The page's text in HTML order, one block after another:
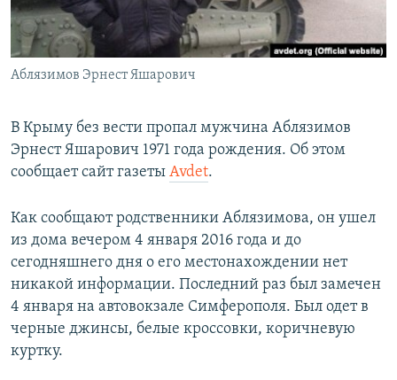
ПОБЕДИТЕЛЕЙ НЕ СУДЯТ?
КРЫМ.НЕПОКОРЕННЫЙ
ELIFBE
ПРИСОЕДИНЯЙТЕСЬ!
Все сайты RFE/RL
Аблязимов Эрнест Яшарович
В Крыму без вести пропал мужчина Аблязимов
Эрнест Яшарович 1971 года рождения. Об этом
сообщает сайт газеты Avdet.
Как сообщают родственники Аблязимова, он ушел
из дома вечером 4 января 2016 года и до
сегодняшнего дня о его местонахождении нет
никакой информации. Последний раз был замечен
4 января на автовокзале Симферополя. Был одет в
черные джинсы, белые кроссовки, коричневую
куртку.